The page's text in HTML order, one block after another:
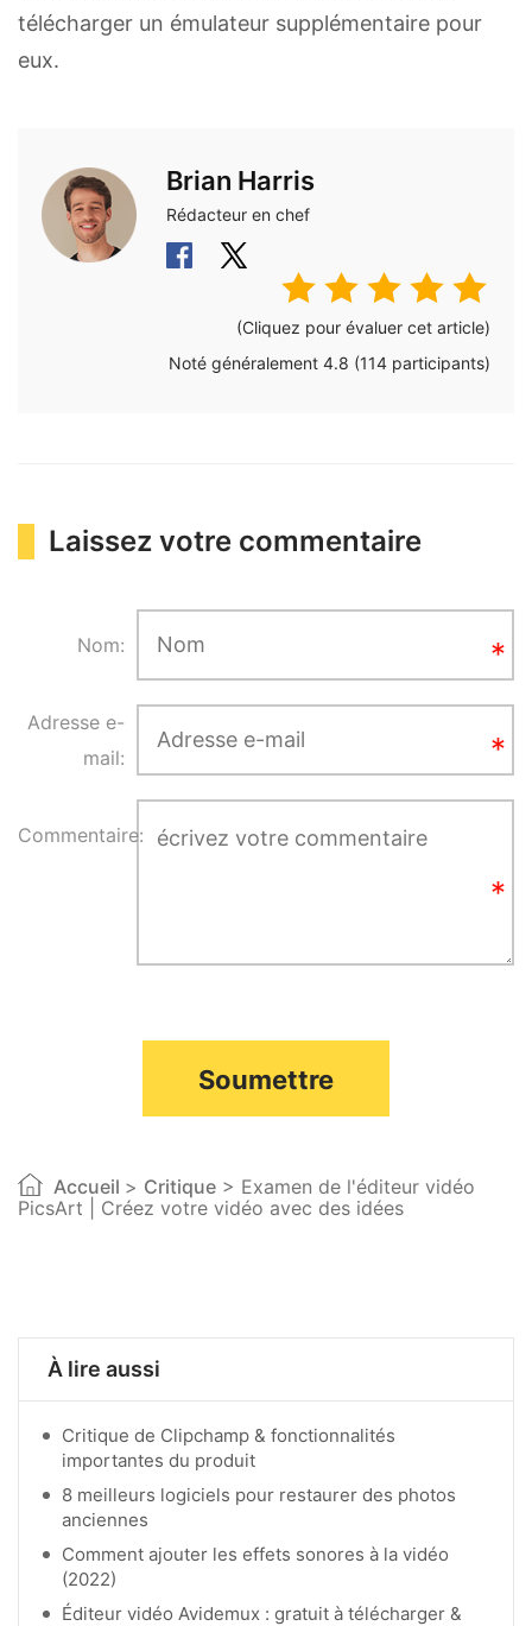
À lire aussi
Critique de Clipchamp & fonctionnalités
importantes du produit
8 meilleurs logiciels pour restaurer des photos
anciennes
Comment ajouter les effets sonores à la vidéo
(2022)
Éditeur vidéo Avidemux : gratuit à télécharger &
télécharger un émulateur supplémentaire pour
eux.
Brian Harris
Rédacteur en chef
(Cliquez pour évaluer cet article)
Noté généralement 4.8 (114 participants)
Laissez votre commentaire
Nom:
Adresse e-
mail:
Commentaire:
Soumettre
Accueil > Critique > Examen de l'éditeur vidéo
PicsArt | Créez votre vidéo avec des idées